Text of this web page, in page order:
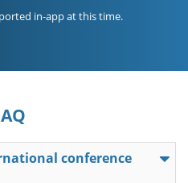
in-app at this time.
conference